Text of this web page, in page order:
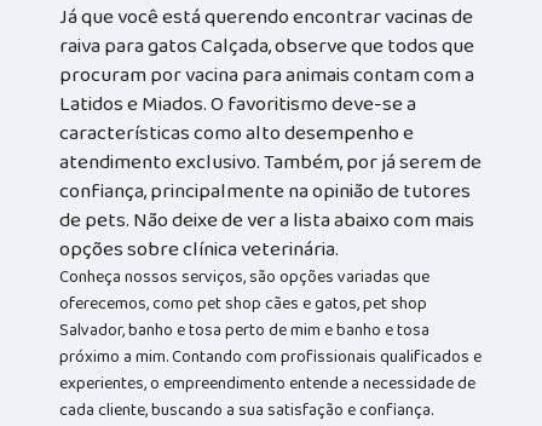
Já que você está querendo encontrar vacinas de
raiva para gatos Calçada, observe que todos que
procuram por vacina para animais contam com a
Latidos e Miados. O favoritismo deve-se a
características como alto desempenho e
atendimento exclusivo. Também, por já serem de
confiança, principalmente na opinião de tutores
de pets. Não deixe de ver a lista abaixo com mais
opções sobre clínica veterinária.
Conheça nossos serviços, são opções variadas que
oferecemos, como pet shop cães e gatos, pet shop
Salvador, banho e tosa perto de mim e banho e tosa
próximo a mim. Contando com profissionais qualificados e
experientes, o empreendimento entende a necessidade de
cada cliente, buscando a sua satisfação e confiança.